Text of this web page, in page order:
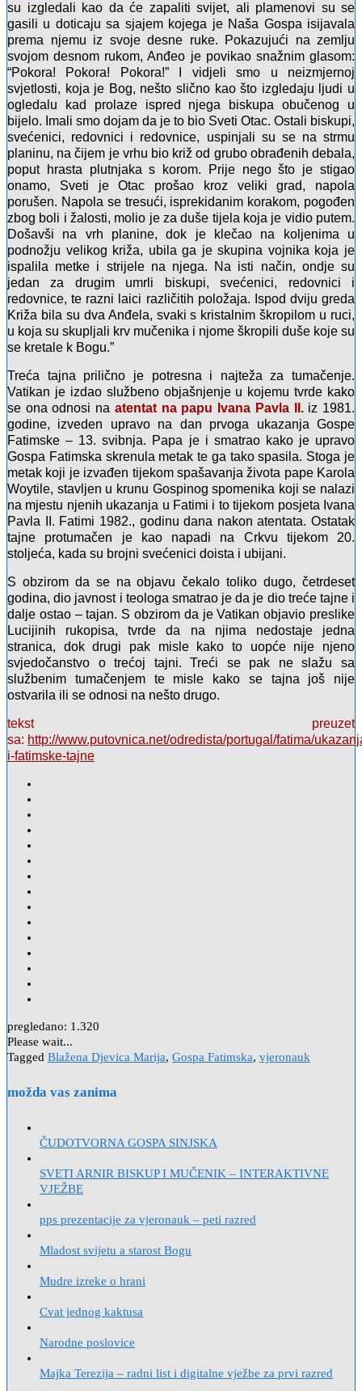
su izgledali kao da će zapaliti svijet, ali plamenovi su se
gasili u doticaju sa sjajem kojega je Naša Gospa isijavala
prema njemu iz svoje desne ruke. Pokazujući na zemlju
svojom desnom rukom, Anđeo je povikao snažnim glasom:
“Pokora! Pokora! Pokora!” I vidjeli smo u neizmjernoj
svjetlosti, koja je Bog, nešto slično kao što izgledaju ljudi u
ogledalu kad prolaze ispred njega biskupa obučenog u
bijelo. Imali smo dojam da je to bio Sveti Otac. Ostali biskupi,
svećenici, redovnici i redovnice, uspinjali su se na strmu
planinu, na čijem je vrhu bio križ od grubo obrađenih debala,
poput hrasta plutnjaka s korom. Prije nego što je stigao
onamo, Sveti je Otac prošao kroz veliki grad, napola
porušen. Napola se tresući, isprekidanim korakom, pogođen
zbog boli i žalosti, molio je za duše tijela koja je vidio putem.
Došavši na vrh planine, dok je klečao na koljenima u
podnožju velikog križa, ubila ga je skupina vojnika koja je
ispalila metke i strijele na njega. Na isti način, ondje su
jedan za drugim umrli biskupi, svećenici, redovnici i
redovnice, te razni laici različitih položaja. Ispod dviju greda
Križa bila su dva Anđela, svaki s kristalnim škropilom u ruci,
u koja su skupljali krv mučenika i njome škropili duše koje su
se kretale k Bogu.”
Treća tajna prilično je potresna i najteža za tumačenje.
Vatikan je izdao službeno objašnjenje u kojemu tvrde kako
se ona odnosi na atentat na papu Ivana Pavla II. iz 1981.
godine, izveden upravo na dan prvoga ukazanja Gospe
Fatimske – 13. svibnja. Papa je i smatrao kako je upravo
Gospa Fatimska skrenula metak te ga tako spasila. Stoga je
metak koji je izvađen tijekom spašavanja života pape Karola
Woytile, stavljen u krunu Gospinog spomenika koji se nalazi
na mjestu njenih ukazanja u Fatimi i to tijekom posjeta Ivana
Pavla II. Fatimi 1982., godinu dana nakon atentata. Ostatak
tajne protumačen je kao napadi na Crkvu tijekom 20.
stoljeća, kada su brojni svećenici doista i ubijani.
S obzirom da se na objavu čekalo toliko dugo, četrdeset
godina, dio javnost i teologa smatrao je da je dio treće tajne i
dalje ostao – tajan. S obzirom da je Vatikan objavio preslike
Lucijinih rukopisa, tvrde da na njima nedostaje jedna
stranica, dok drugi pak misle kako to uopće nije njeno
svjedočanstvo o trećoj tajni. Treći se pak ne slažu sa
službenim tumačenjem te misle kako se tajna još nije
ostvarila ili se odnosi na nešto drugo.
tekst preuzet
sa: http://www.putovnica.net/odredista/portugal/fatima/
i-fatimske-tajne
pregledano: 1.320
Please wait...
Tagged Blažena Djevica Marija, Gospa Fatimska, vjeronauk
možda vas zanima
ČUDOTVORNA GOSPA SINJSKA
SVETI ARNIR BISKUP I MUČENIK – INTERAKTIVNE
VJEŽBE
pps prezentacije za vjeronauk – peti razred
Mladost svijetu a starost Bogu
Mudre izreke o hrani
Cvat jednog kaktusa
Narodne poslovice
Majka Terezija – radni list i digitalne vježbe za prvi razred